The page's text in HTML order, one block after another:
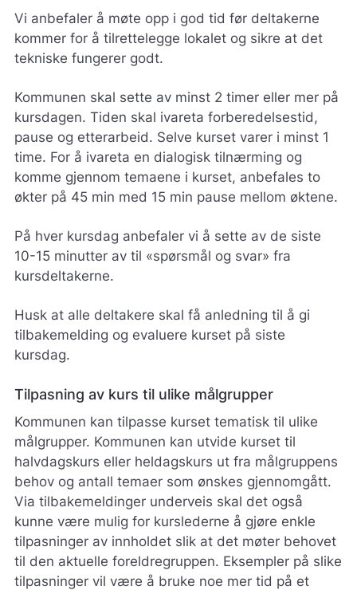
Vi anbefaler å møte opp i god tid før deltakerne
kommer for å tilrettelegge lokalet og sikre at det
tekniske fungerer godt.
Kommunen skal sette av minst 2 timer eller mer på
kursdagen. Tiden skal ivareta forberedelsestid,
pause og etterarbeid. Selve kurset varer i minst 1
time. For å ivareta en dialogisk tilnærming og
komme gjennom temaene i kurset, anbefales to
økter på 45 min med 15 min pause mellom øktene.
På hver kursdag anbefaler vi å sette av de siste
10-15 minutter av til «spørsmål og svar» fra
kursdeltakerne.
Husk at alle deltakere skal få anledning til å gi
tilbakemelding og evaluere kurset på siste
kursdag.
Tilpasning av kurs til ulike målgrupper
Kommunen kan tilpasse kurset tematisk til ulike
målgrupper. Kommunen kan utvide kurset til
halvdagskurs eller heldagskurs ut fra målgruppens
behov og antall temaer som ønskes gjennomgått.
Via tilbakemeldinger underveis skal det også
kunne være mulig for kurslederne å gjøre enkle
tilpasninger av innholdet slik at det møter behovet
til den aktuelle foreldregruppen. Eksempler på slike
tilpasninger vil være å bruke noe mer tid på et